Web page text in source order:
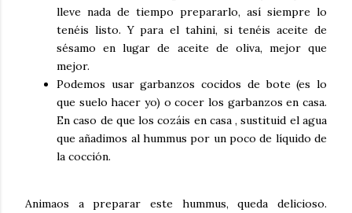
lleve nada de tiempo prepararlo, así siempre lo
tenéis listo. Y para el tahini, si tenéis aceite de
sésamo en lugar de aceite de oliva, mejor que
mejor.
Podemos usar garbanzos cocidos de bote (es lo
que suelo hacer yo) o cocer los garbanzos en casa.
En caso de que los cozáis en casa , sustituid el agua
que añadimos al hummus por un poco de líquido de
la cocción.
Animaos a preparar este hummus, queda delicioso.